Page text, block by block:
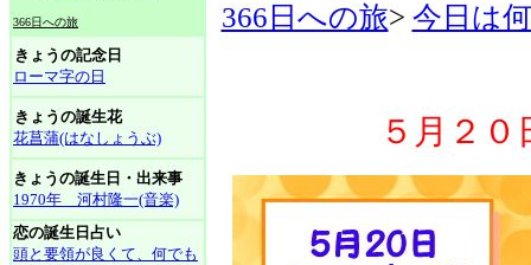
366日への旅
きょうの記念日
ローマ字の日
きょうの誕生花
花菖蒲(はなしょうぶ)
きょうの誕生日・出来事
1970年 河村隆一(音楽)
恋の誕生日占い
頭と要領が良くて、何でも
366日への旅> 今日は
５月２